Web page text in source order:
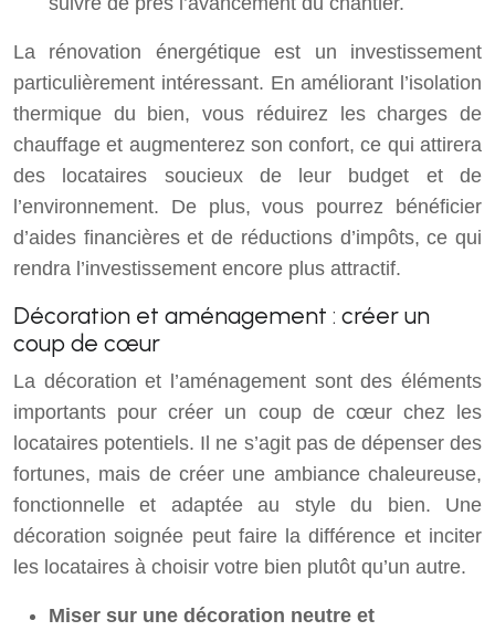
La rénovation énergétique est un investissement
particulièrement intéressant. En améliorant l’isolation
thermique du bien, vous réduirez les charges de
chauffage et augmenterez son confort, ce qui attirera
des locataires soucieux de leur budget et de
l’environnement. De plus, vous pourrez bénéficier
d’aides financières et de réductions d’impôts, ce qui
rendra l’investissement encore plus attractif.
Décoration et aménagement : créer un
coup de cœur
La décoration et l’aménagement sont des éléments
importants pour créer un coup de cœur chez les
locataires potentiels. Il ne s’agit pas de dépenser des
fortunes, mais de créer une ambiance chaleureuse,
fonctionnelle et adaptée au style du bien. Une
décoration soignée peut faire la différence et inciter
les locataires à choisir votre bien plutôt qu’un autre.
Miser sur une décoration neutre et